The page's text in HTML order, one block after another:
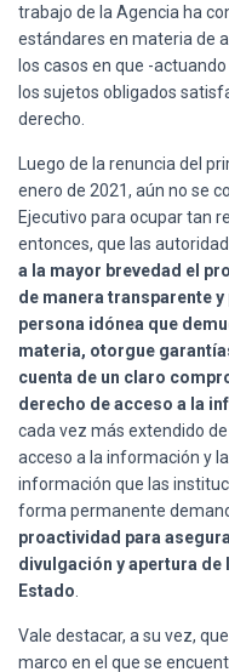
trabajo de la Agencia ha
estándares en materia de
los casos en que -
los sujetos obligados
derecho.
Luego de la renuncia del
enero de 2021, aún no se
Ejecutivo para ocupar tan
entonces, que las
a la mayor brevedad el
de manera transparente
persona idónea que
materia, otorgue
cuenta de un claro
derecho de acceso a la
cada vez más extendido
acceso a la información y
información que las
forma permanente
proactividad para
divulgación y apertura de
Estado
Vale destacar, a su vez,
marco en el que se